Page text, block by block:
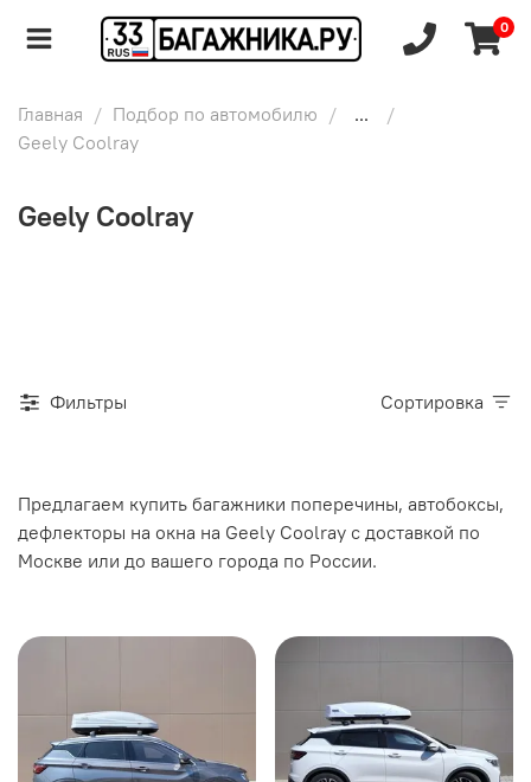
0
Главная Подбор по автомобилю
...
Geely Coolray
Geely Coolray
Фильтры Сортировка
Предлагаем купить багажники поперечины, автобоксы,
дефлекторы на окна на Geely Coolray с доставкой по
Москве или до вашего города по России.